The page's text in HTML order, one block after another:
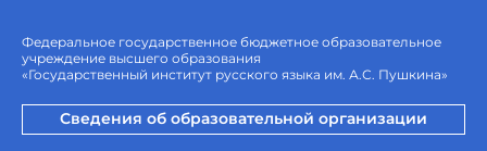
Федеральное государственное бюджетное образовательное
учреждение высшего образования
«Государственный институт русского языка им. А.С. Пушкина»
Сведения об образовательной организации